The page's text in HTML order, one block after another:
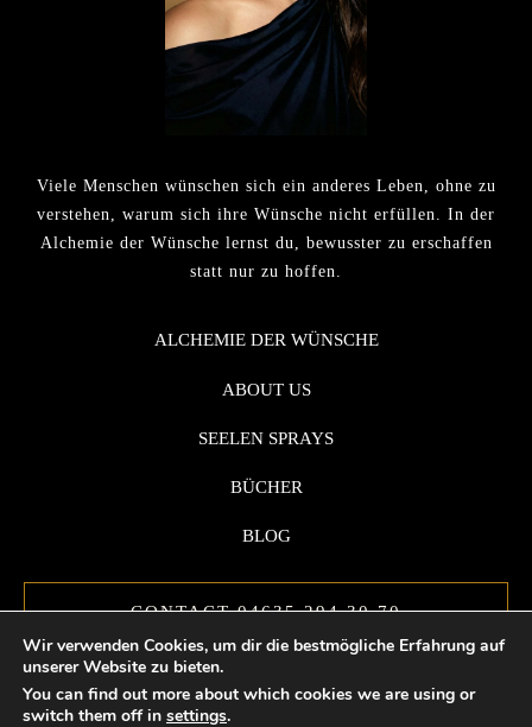
Viele Menschen wünschen sich ein anderes Leben, ohne zu
verstehen, warum sich ihre Wünsche nicht erfüllen. In der
Alchemie der Wünsche lernst du, bewusster zu erschaffen
statt nur zu hoffen.
ALCHEMIE DER WÜNSCHE
ABOUT US
SEELEN SPRAYS
BÜCHER
BLOG
CONTACT 04635 294 30 70
Wir verwenden Cookies, um dir die bestmögliche Erfahrung auf
unserer Website zu bieten.
You can find out more about which cookies we are using or
switch them off in settings.